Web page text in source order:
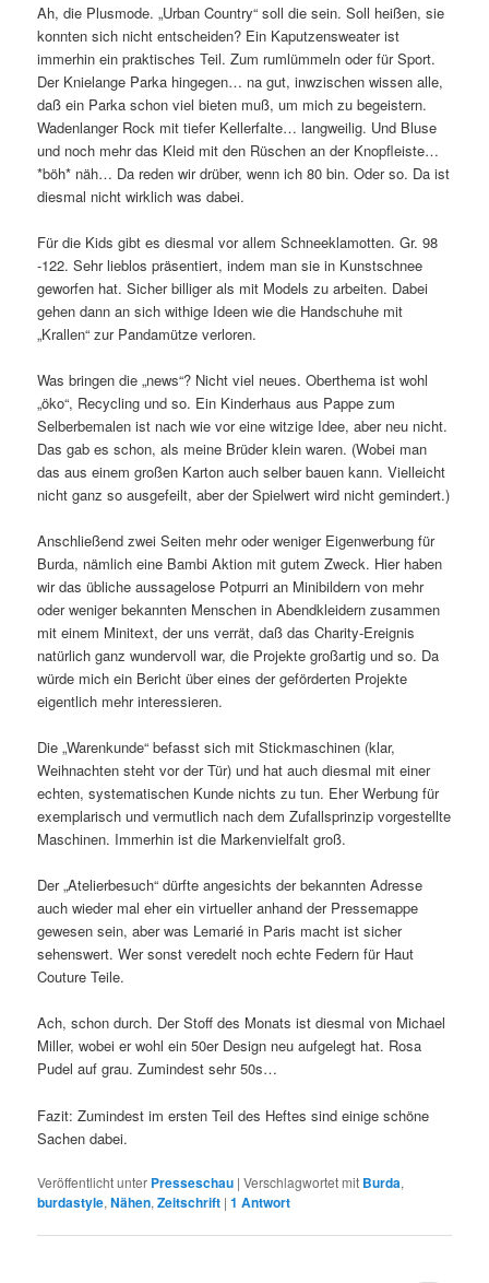
Ah, die Plusmode. „Urban Country“ soll die sein. Soll heißen, sie
konnten sich nicht entscheiden? Ein Kaputzensweater ist
immerhin ein praktisches Teil. Zum rumlümmeln oder für Sport.
Der Knielange Parka hingegen… na gut, inwzischen wissen alle,
daß ein Parka schon viel bieten muß, um mich zu begeistern.
Wadenlanger Rock mit tiefer Kellerfalte… langweilig. Und Bluse
und noch mehr das Kleid mit den Rüschen an der Knopfleiste…
*böh* näh… Da reden wir drüber, wenn ich 80 bin. Oder so. Da ist
diesmal nicht wirklich was dabei.
Für die Kids gibt es diesmal vor allem Schneeklamotten. Gr. 98
-122. Sehr lieblos präsentiert, indem man sie in Kunstschnee
geworfen hat. Sicher billiger als mit Models zu arbeiten. Dabei
gehen dann an sich withige Ideen wie die Handschuhe mit
„Krallen“ zur Pandamütze verloren.
Was bringen die „news“? Nicht viel neues. Oberthema ist wohl
„öko“, Recycling und so. Ein Kinderhaus aus Pappe zum
Selberbemalen ist nach wie vor eine witzige Idee, aber neu nicht.
Das gab es schon, als meine Brüder klein waren. (Wobei man
das aus einem großen Karton auch selber bauen kann. Vielleicht
nicht ganz so ausgefeilt, aber der Spielwert wird nicht gemindert.)
Anschließend zwei Seiten mehr oder weniger Eigenwerbung für
Burda, nämlich eine Bambi Aktion mit gutem Zweck. Hier haben
wir das übliche aussagelose Potpurri an Minibildern von mehr
oder weniger bekannten Menschen in Abendkleidern zusammen
mit einem Minitext, der uns verrät, daß das Charity-Ereignis
natürlich ganz wundervoll war, die Projekte großartig und so. Da
würde mich ein Bericht über eines der geförderten Projekte
eigentlich mehr interessieren.
Die „Warenkunde“ befasst sich mit Stickmaschinen (klar,
Weihnachten steht vor der Tür) und hat auch diesmal mit einer
echten, systematischen Kunde nichts zu tun. Eher Werbung für
exemplarisch und vermutlich nach dem Zufallsprinzip vorgestellte
Maschinen. Immerhin ist die Markenvielfalt groß.
Der „Atelierbesuch“ dürfte angesichts der bekannten Adresse
auch wieder mal eher ein virtueller anhand der Pressemappe
gewesen sein, aber was Lemarié in Paris macht ist sicher
sehenswert. Wer sonst veredelt noch echte Federn für Haut
Couture Teile.
Ach, schon durch. Der Stoff des Monats ist diesmal von Michael
Miller, wobei er wohl ein 50er Design neu aufgelegt hat. Rosa
Pudel auf grau. Zumindest sehr 50s…
Fazit: Zumindest im ersten Teil des Heftes sind einige schöne
Sachen dabei.
Veröffentlicht unter Presseschau |Verschlagwortet mit Burda,
burdastyle,Nähen,Zeitschrift |1 Antwort